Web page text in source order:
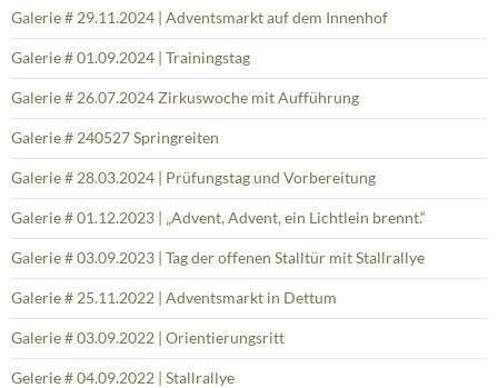
Galerie # 29.11.2024 | Adventsmarkt auf dem Innenhof
Galerie # 01.09.2024 | Trainingstag
Galerie # 26.07.2024 Zirkuswoche mit Aufführung
Galerie # 240527 Springreiten
Galerie # 28.03.2024 | Prüfungstag und Vorbereitung
Galerie # 01.12.2023 | „Advent, Advent, ein Lichtlein brennt.“
Galerie # 03.09.2023 | Tag der offenen Stalltür mit Stallrallye
Galerie # 25.11.2022 | Adventsmarkt in Dettum
Galerie # 03.09.2022 | Orientierungsritt
Gelerie # 04.09.2022 | Stallrallye